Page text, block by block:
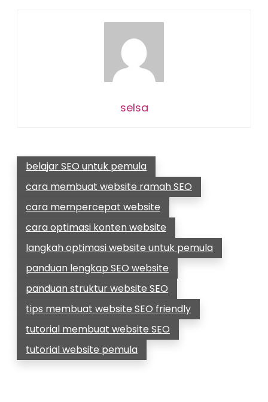
selsa
belajar SEO untuk pemula
cara membuat website ramah SEO
cara mempercepat website
cara optimasi konten website
langkah optimasi website untuk pemula
panduan lengkap SEO website
panduan struktur website SEO
tips membuat website SEO friendly
tutorial membuat website SEO
tutorial website pemula